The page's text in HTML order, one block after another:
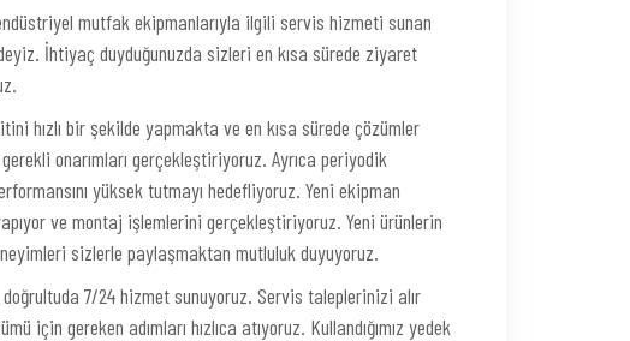
mutfak ekipmanlarıyla ilgili servis hizmeti sunan
İhtiyaç duyduğunuzda sizleri en kısa sürede ziyaret
hızlı bir şekilde yapmakta ve en kısa sürede çözümler
onarımları gerçekleştiriyoruz. Ayrıca periyodik
yüksek tutmayı hedefliyoruz. Yeni ekipman
ve montaj işlemlerini gerçekleştiriyoruz. Yeni ürünlerin
sizlerle paylaşmaktan mutluluk duyuyoruz.
7/24 hizmet sunuyoruz. Servis taleplerinizi alır
için gereken adımları hızlıca atıyoruz. Kullandığımız yedek